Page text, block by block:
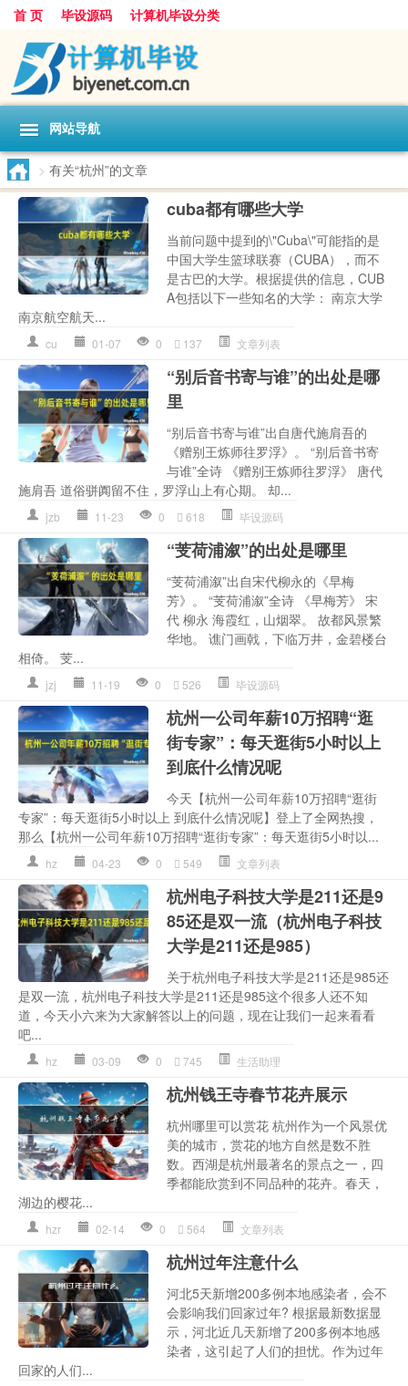
首 页 毕设源码 计算机毕设分类
网站导航
> 有关“杭州”的文章
cuba都有哪些大学
当前问题中提到的\"Cuba\"可能指的是
中国大学生篮球联赛（CUBA），而不
是古巴的大学。根据提供的信息，CUB
A包括以下一些知名的大学： 南京大学
南京航空航天...
cu 01-07 0 137 文章列表
“别后音书寄与谁”的出处是哪
里
“别后音书寄与谁”出自唐代施肩吾的
《赠别王炼师往罗浮》。 “别后音书寄
与谁”全诗 《赠别王炼师往罗浮》 唐代
施肩吾 道俗骈阗留不住，罗浮山上有心期。 却...
jzb 11-23 0 618 毕设源码
“芰荷浦溆”的出处是哪里
“芰荷浦溆”出自宋代柳永的《早梅
芳》。 “芰荷浦溆”全诗 《早梅芳》 宋
代 柳永 海霞红，山烟翠。 故都风景繁
华地。 谯门画戟，下临万井，金碧楼台
相倚。 芰...
jzj 11-19 0 526 毕设源码
杭州一公司年薪10万招聘“逛
街专家”：每天逛街5小时以上
到底什么情况呢
今天【杭州一公司年薪10万招聘“逛街
专家”：每天逛街5小时以上 到底什么情况呢】登上了全网热搜，
那么【杭州一公司年薪10万招聘“逛街专家”：每天逛街5小时以...
hz 04-23 0 549 文章列表
杭州电子科技大学是211还是9
85还是双一流（杭州电子科技
大学是211还是985）
关于杭州电子科技大学是211还是985还
是双一流，杭州电子科技大学是211还是985这个很多人还不知
道，今天小六来为大家解答以上的问题，现在让我们一起来看看
吧...
hz 03-09 0 745 生活助理
杭州钱王寺春节花卉展示
杭州哪里可以赏花 杭州作为一个风景优
美的城市，赏花的地方自然是数不胜
数。西湖是杭州最著名的景点之一，四
季都能欣赏到不同品种的花卉。春天，
湖边的樱花...
hzr 02-14 0 564 文章列表
杭州过年注意什么
河北5天新增200多例本地感染者，会不
会影响我们回家过年? 根据最新数据显
示，河北近几天新增了200多例本地感
染者，这引起了人们的担忧。作为过年
回家的人们...